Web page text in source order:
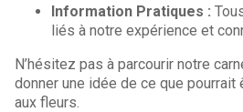
Information Pratiques :
liés à notre expérience et
N’hésitez pas à parcourir notre
donner une idée de ce que pourrait
aux fleurs.